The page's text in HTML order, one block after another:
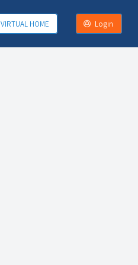
VIRTUAL HOME Login